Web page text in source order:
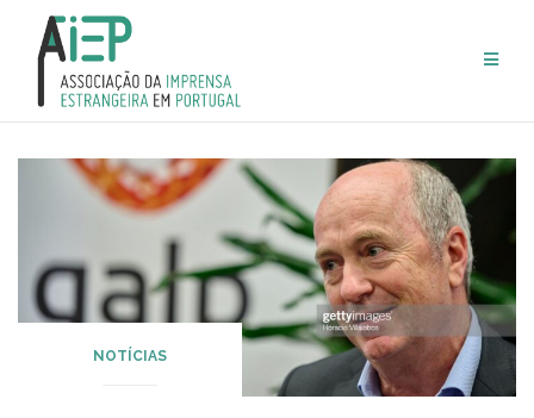
NOTÍCIAS